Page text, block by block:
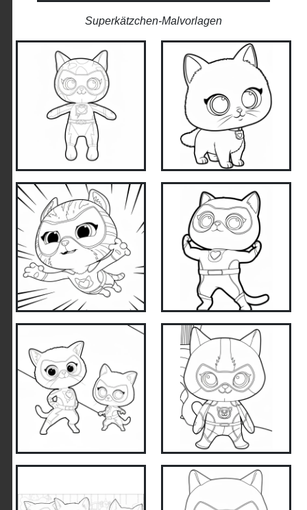
Superkätzchen-Malvorlagen